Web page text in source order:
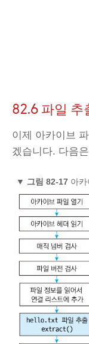
82.6 파일 추
이제 아카이브
겠습니다. 다음
▼ 그림 82-17 아